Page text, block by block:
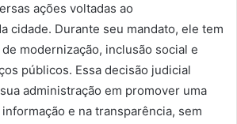
ações voltadas ao
cidade. Durante seu mandato, ele tem
modernização, inclusão social e
públicos. Essa decisão judicial
administração em promover uma
e na transparência, sem